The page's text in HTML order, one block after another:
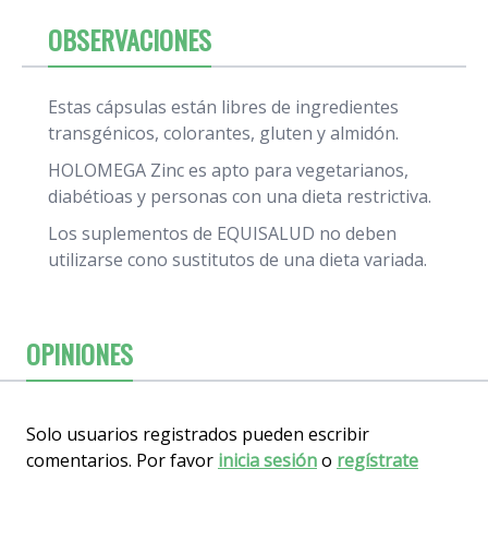
OBSERVACIONES
Estas cápsulas están libres de ingredientes
transgénicos, colorantes, gluten y almidón.
HOLOMEGA Zinc es apto para vegetarianos,
diabétioas y personas con una dieta restrictiva.
Los suplementos de EQUISALUD no deben
utilizarse cono sustitutos de una dieta variada.
OPINIONES
Solo usuarios registrados pueden escribir
comentarios. Por favor inicia sesióno regístrate